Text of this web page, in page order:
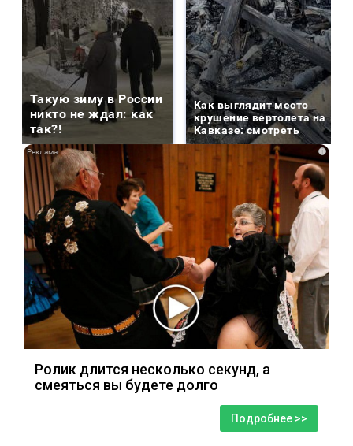
Такую зиму в России
никто не ждал: как
так?!
Как выглядит место
крушение вертолета на
Кавказе: смотреть
i
Ролик длится несколько секунд, а
смеяться вы будете долго
Подробнее >>